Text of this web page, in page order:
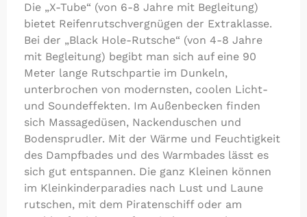
Die „X-Tube“ (von 6-8 Jahre mit Begleitung)
bietet Reifenrutschvergnügen der Extraklasse.
Bei der „Black Hole-Rutsche“ (von 4-8 Jahre
mit Begleitung) begibt man sich auf eine 90
Meter lange Rutschpartie im Dunkeln,
unterbrochen von modernsten, coolen Licht-
und Soundeffekten. Im Außenbecken finden
sich Massagedüsen, Nackenduschen und
Bodensprudler. Mit der Wärme und Feuchtigkeit
des Dampfbades und des Warmbades lässt es
sich gut entspannen. Die ganz Kleinen können
im Kleinkinderparadies nach Lust und Laune
rutschen, mit dem Piratenschiff oder am